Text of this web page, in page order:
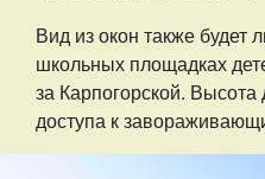
Вид из окон также будет
школьных площадках
за Карпогорской.
доступа к